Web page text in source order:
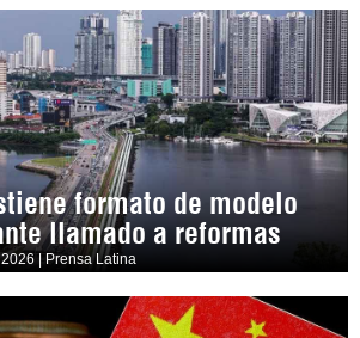
formato de modelo
llamado a reformas
| Prensa Latina